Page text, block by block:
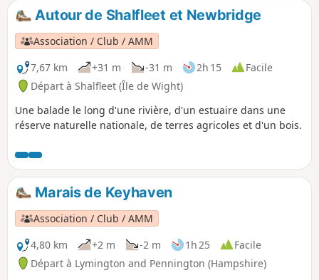
Autour de Shalfleet et Newbridge
Association / Club / AMM
7,67 km
+31 m -31 m 2h 15
Facile
Départ à Shalfleet (Île de Wight)
Une balade le long d'une rivière, d'un estuaire dans une
réserve naturelle nationale, de terres agricoles et d'un bois.
Marais de Keyhaven
Association / Club / AMM
4,80 km
+2 m -2 m 1h 25
Facile
Départ à Lymington and Pennington (Hampshire)